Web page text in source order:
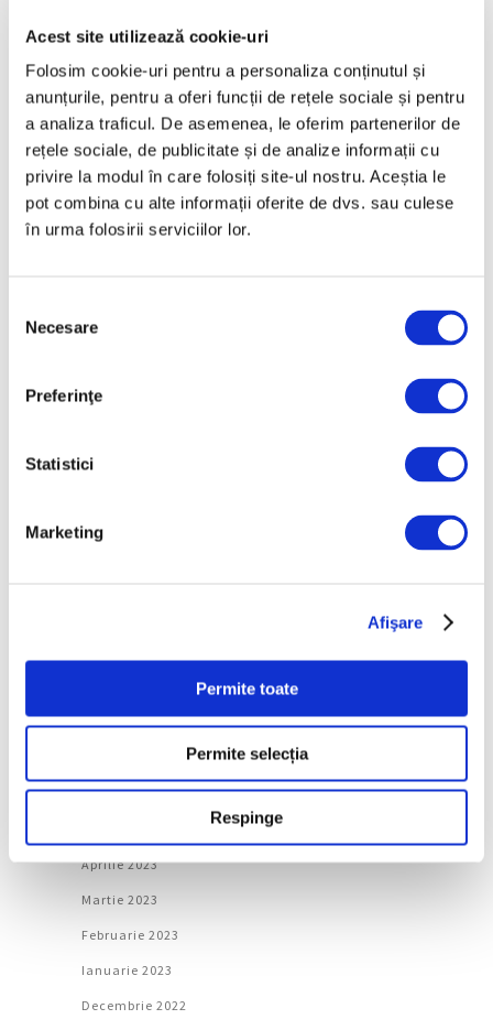
Acest site utilizează cookie-uri
Folosim cookie-uri pentru a personaliza conținutul și
anunțurile, pentru a oferi funcții de rețele sociale și pentru
a analiza traficul. De asemenea, le oferim partenerilor de
rețele sociale, de publicitate și de analize informații cu
privire la modul în care folosiți site-ul nostru. Aceștia le
pot combina cu alte informații oferite de dvs. sau culese
în urma folosirii serviciilor lor.
consimțământului
Necesare
Preferinţe
Statistici
Marketing
Afişare
Permite toate
Permite selecția
Respinge
Februarie 2025
Ianuarie 2025
Decembrie 2024
Noiembrie 2024
Octombrie 2024
Iulie 2024
Mai 2024
Ianuarie 2024
August 2023
Iunie 2023
Aprilie 2023
Martie 2023
Februarie 2023
Ianuarie 2023
Decembrie 2022